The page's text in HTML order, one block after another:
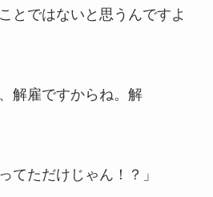
とではないと思うんですよ
解雇ですからね。解
てただけじゃん！？」